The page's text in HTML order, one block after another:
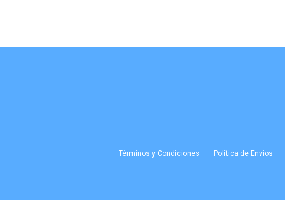
Términos y Condiciones Política de Envíos